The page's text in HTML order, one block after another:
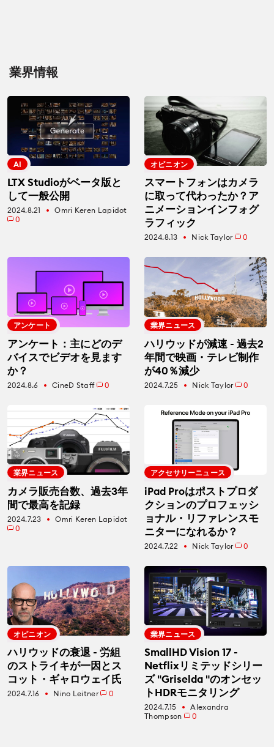
業界情報
AI
LTX Studioがベータ版と
して一般公開
2024.8.21 fiber_manual_record
Omri Keren Lapidot
0
オピニオン
スマートフォンはカメラ
に取って代わったか？ア
ニメーションインフォグ
ラフィック
2024.8.13 fiber_manual_record Nick Taylor 0
アンケート
アンケート：主にどのデ
バイスでビデオを見ます
か？
2024.8.6 fiber_manual_record CineD Staff 0
業界ニュース
ハリウッドが減速 - 過去2
年間で映画・テレビ制作
が40％減少
2024.7.25 fiber_manual_record Nick Taylor 0
業界ニュース
カメラ販売台数、過去3年
間で最高を記録
2024.7.23 fiber_manual_record
Omri Keren Lapidot
0
アクセサリーニュース
iPad Proはポストプロダ
クションのプロフェッシ
ョナル・リファレンスモ
ニターになれるか？
2024.7.22 fiber_manual_record Nick Taylor 0
オピニオン
ハリウッドの衰退 - 労組
のストライキが一因とス
コット・ギャロウェイ氏
2024.7.16 fiber_manual_record Nino Leitner 0
業界ニュース
SmallHD Vision 17 -
Netflixリミテッドシリー
ズ "Griselda "のオンセッ
トHDRモニタリング
2024.7.15 fiber_manual_record
Alexandra
Thompson
0